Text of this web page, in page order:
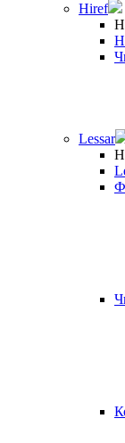
Hiref
Lessar